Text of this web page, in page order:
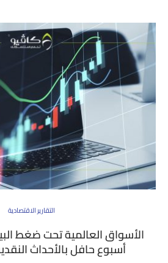
التقارير الاقتصادية
الأسواق العالمية تحت ضغط
أسبوع حافل بالأحداث